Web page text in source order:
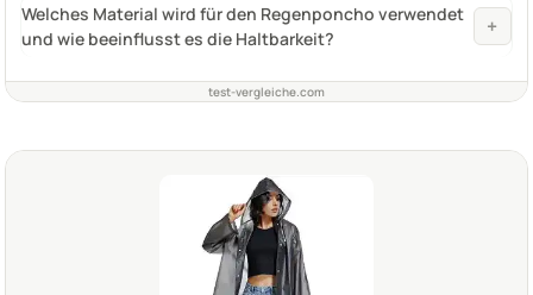
Welches Material wird für den Regenponcho verwendet
und wie beeinflusst es die Haltbarkeit?
+
test-vergleiche.com